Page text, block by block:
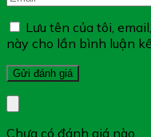
Trẻ em từ 3 tuổi
đau họng, khản
Hướng Dẫn Sử
PHARBACO:
Lưu tên của tôi,
này cho lần bình luận
Chưa có đánh giá nào.